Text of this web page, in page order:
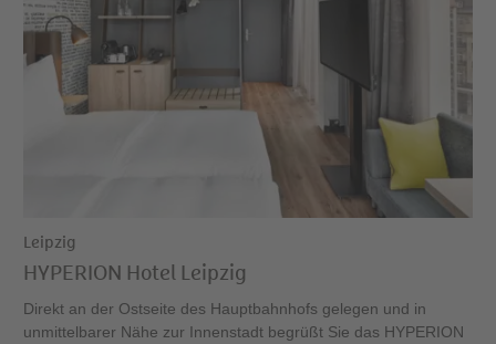
Leipzig
HYPERION Hotel Leipzig
Direkt an der Ostseite des Hauptbahnhofs gelegen und in
unmittelbarer Nähe zur Innenstadt begrüßt Sie das HYPERION